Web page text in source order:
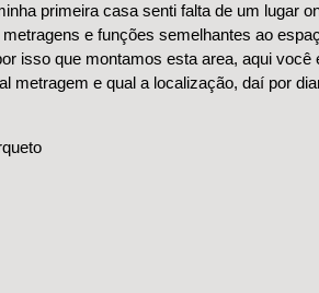
primeira casa senti falta de um lugar
e funções semelhantes ao
isso que montamos esta area, aqui você
metragem e qual a localização, daí por